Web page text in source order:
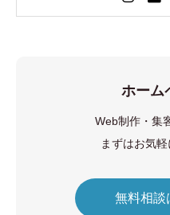
作・集
ホーム
Web制作・集
まずはお気
無料相談